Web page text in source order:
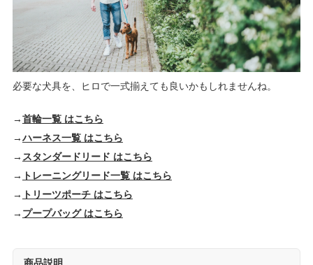
必要な犬具を、ヒロで一式揃えても良いかもしれませんね。
→ 首輪一覧 はこちら
→ハーネス一覧 はこちら
→ スタンダードリード はこちら
→ トレーニングリード一覧 はこちら
→ トリーツポーチ はこちら
→ プープバッグ はこちら